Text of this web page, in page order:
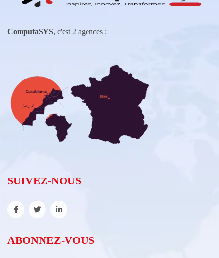
ComputaSYS, c'est 2 agences :
SUIVEZ-NOUS
ABONNEZ-VOUS